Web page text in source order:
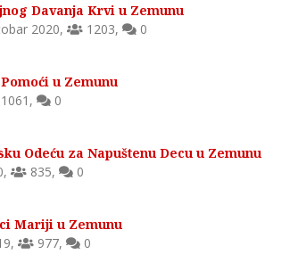
Davanja Krvi u Zemunu
2020, 1203, 0
u Zemunu
1061 , 0
Odeću za Napuštenu Decu u Zemunu
, 835, 0
Mariji u Zemunu
, 977, 0